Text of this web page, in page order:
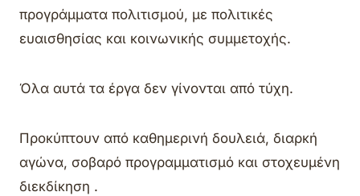
προγράμματα πολιτισμού, με πολιτικές
ευαισθησίας και κοινωνικής συμμετοχής.
Όλα αυτά τα έργα δεν γίνονται από τύχη.
Προκύπτουν από καθημερινή δουλειά, διαρκή
αγώνα, σοβαρό προγραμματισμό και στοχευμένη
διεκδίκηση .